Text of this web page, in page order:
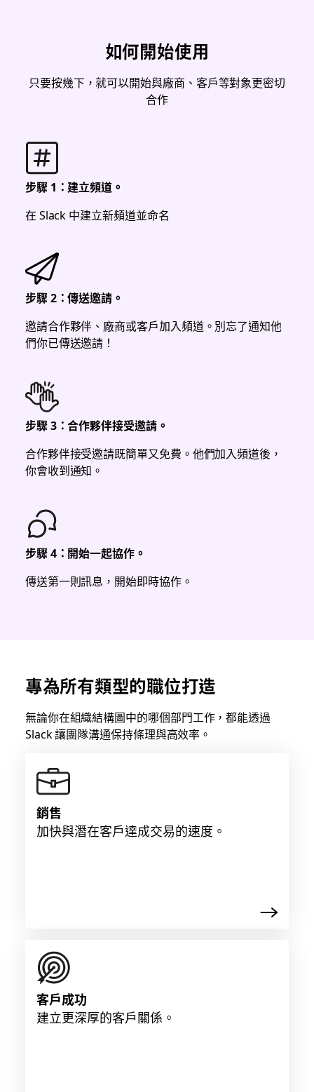
如何開始使用
只要按幾下，就可以開始與廠商、客戶等對象更密切
合作
步驟 1：建立頻道。
在 Slack 中建立新頻道並命名
步驟 2：傳送邀請。
邀請合作夥伴、廠商或客戶加入頻道。別忘了通知他
們你已傳送邀請！
步驟 3：合作夥伴接受邀請。
合作夥伴接受邀請既簡單又免費。他們加入頻道後，
你會收到通知。
步驟 4：開始一起協作。
傳送第一則訊息，開始即時協作。
專為所有類型的職位打造
無論你在組織結構圖中的哪個部門工作，都能透過
Slack 讓團隊溝通保持條理與高效率。
銷售
加快與潛在客戶達成交易的速度。
客戶成功
建立更深厚的客戶關係。